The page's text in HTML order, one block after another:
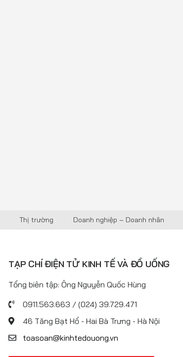
Thị trường Doanh nghiệp – Doanh nhân
TẠP CHÍ ĐIỆN TỬ KINH TẾ VÀ ĐỒ UỐNG
Tổng biên tập: Ông Nguyễn Quốc Hùng
0911.563.663 / (024) 39.729.471
46 Tăng Bạt Hổ - Hai Bà Trưng - Hà Nội
toasoan@kinhtedouong.vn